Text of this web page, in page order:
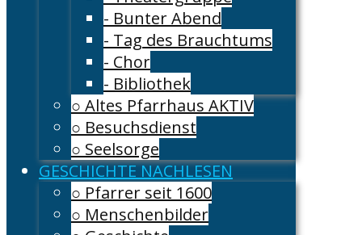
- Bunter Abend
- Tag des Brauchtums
- Chor
- Bibliothek
○ Altes Pfarrhaus AKTIV
○ Besuchsdienst
○ Seelsorge
GESCHICHTE NACHLESEN
○ Pfarrer seit 1600
○ Menschenbilder